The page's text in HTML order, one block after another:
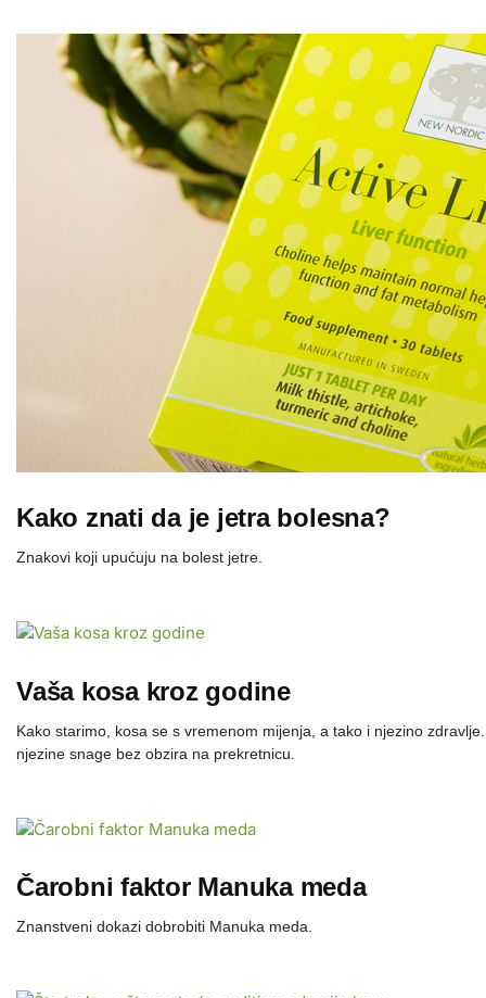
Kako znati da je jetra bolesna?
Znakovi koji upućuju na bolest jetre.
Vaša kosa kroz godine
Kako starimo, kosa se s vremenom mijenja, a tako i njezino
njezine snage bez obzira na prekretnicu.
Čarobni faktor Manuka meda
Znanstveni dokazi dobrobiti Manuka meda.